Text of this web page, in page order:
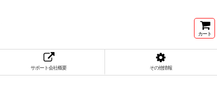
カート
サポート会社概要 その他情報